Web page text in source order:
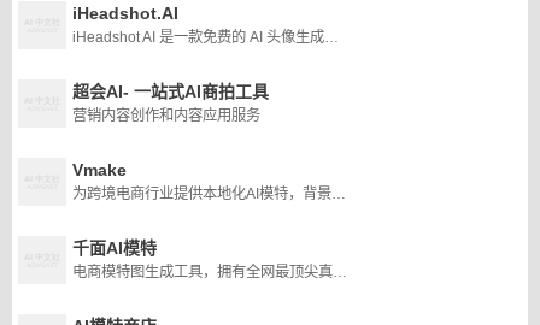
iHeadshot.AI
iHeadshot AI 是一款免费的 AI 头像生成器，只需几张上传的照片即可创建专业级肖像。这款 AI 驱动的解决方案消除了昂贵的离线摄影环节，通过全自动数字处理提供可用于 LinkedIn 的头像、简历照片、公司简介图片和官方身份证照片。
超会AI- 一站式AI商拍工具
营销内容创作和内容应用服务
Vmake
为跨境电商行业提供本地化AI模特，背景图生成等AI工具，操作简单，降本增效。
千面AI模特
电商模特图生成工具，拥有全网最顶尖真实度和表现力的模特生成效果